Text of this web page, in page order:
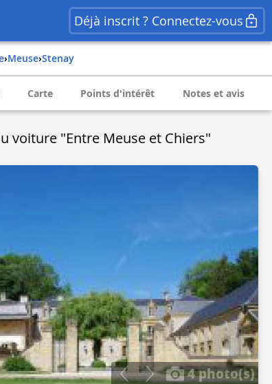
Déjà inscrit ? Connectez-vous
› meuse› stenay
Carte Points d'intérêt Notes et avis
voiture "Entre Meuse et Chiers"
4 photo(s)